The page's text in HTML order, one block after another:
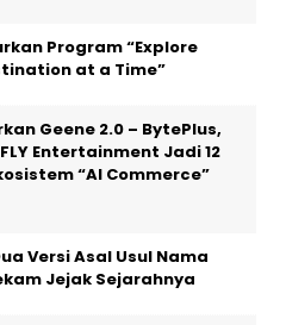
Program “Explore
at a Time”
Geene 2.0 – BytePlus,
Entertainment Jadi 12
“AI Commerce”
Versi Asal Usul Nama
Jejak Sejarahnya